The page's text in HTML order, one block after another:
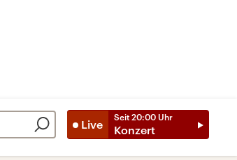
Live
Seit 20:00 Uhr
Konzert